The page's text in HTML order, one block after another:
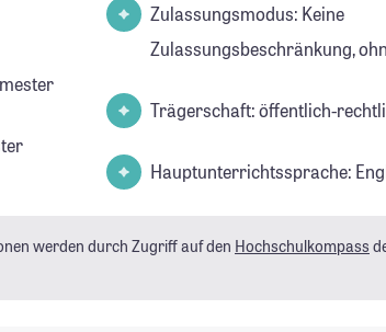
Zulassungsmodus: Keine
Zulassungsbeschränkung,
Trägerschaft: öffentlich-
Hauptunterrichtssprache:
werden durch Zugriff auf den Hochschulkompass